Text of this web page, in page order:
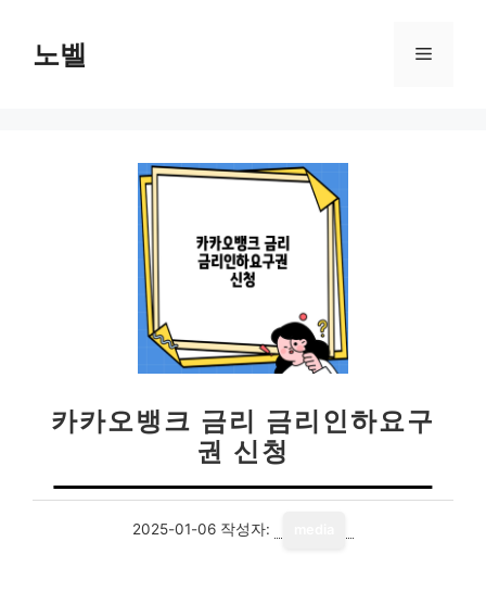
노벨 메
카카오뱅크 금리 금리인하요구
권 신청
2025-01-06 작성자: